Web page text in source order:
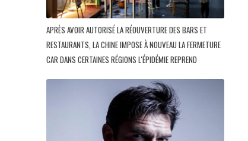
APRÈS AVOIR AUTORISÉ LA RÉOUVERTURE DES BARS ET
RESTAURANTS, LA CHINE IMPOSE À NOUVEAU LA FERMETURE
CAR DANS CERTAINES RÉGIONS L'ÉPIDÉMIE REPREND